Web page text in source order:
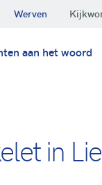
Werven
aan het woord
in